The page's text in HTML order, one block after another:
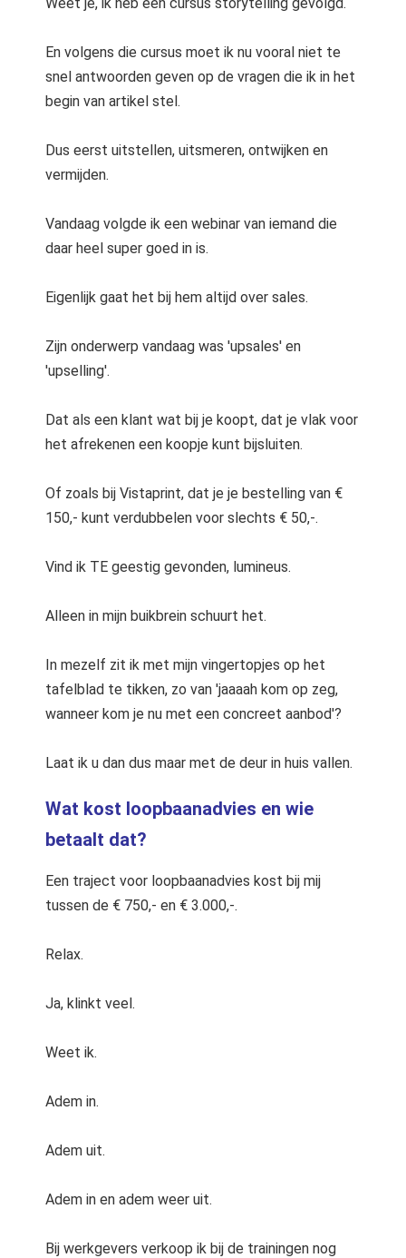
En volgens die cursus moet ik nu vooral niet te
snel antwoorden geven op de vragen die ik in het
begin van artikel stel.
Dus eerst uitstellen, uitsmeren, ontwijken en
vermijden.
Vandaag volgde ik een webinar van iemand die
daar heel super goed in is.
Eigenlijk gaat het bij hem altijd over sales.
Zijn onderwerp vandaag was 'upsales' en
'upselling'.
Dat als een klant wat bij je koopt, dat je vlak voor
het afrekenen een koopje kunt bijsluiten.
Of zoals bij Vistaprint, dat je je bestelling van €
150,- kunt verdubbelen voor slechts € 50,-.
Vind ik TE geestig gevonden, lumineus.
Alleen in mijn buikbrein schuurt het.
In mezelf zit ik met mijn vingertopjes op het
tafelblad te tikken, zo van 'jaaaah kom op zeg,
wanneer kom je nu met een concreet aanbod'?
Laat ik u dan dus maar met de deur in huis vallen.
Wat kost loopbaanadvies en wie
betaalt dat?
Een traject voor loopbaanadvies kost bij mij
tussen de € 750,- en € 3.000,-.
Relax.
Ja, klinkt veel.
Weet ik.
Adem in.
Adem uit.
Adem in en adem weer uit.
Bij werkgevers verkoop ik bij de trainingen nog